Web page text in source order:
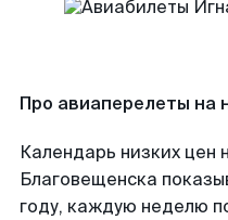
Про авиаперелеты на
Календарь низких цен
Благовещенска
году, каждую неделю